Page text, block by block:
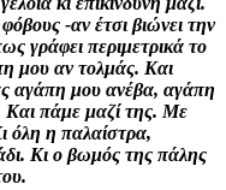
-αν έτσι βιώνει την
γράφει περιμετρικά το
μου αν τολμάς. Και
αγάπη μου ανέβα, αγάπη
Και πάμε μαζί της. Με
όλη η παλαίστρα,
Κι ο βωμός της πάλης